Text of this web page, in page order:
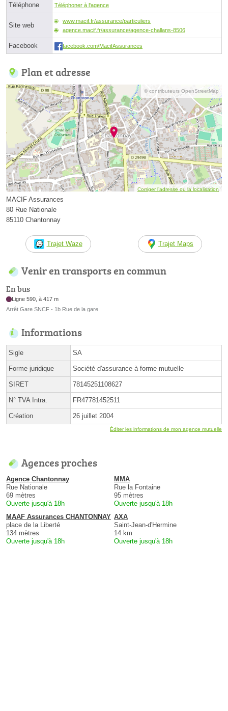
Téléphone Téléphoner à l'agence
Site web
www.macif.fr/assurance/particuliers
agence.macif.fr/assurance/agence-challans-8506
Facebook facebook.com/MacifAssurances
Plan et adresse
© contributeurs OpenStreetMap
Corriger l’adresse ou la localisation
MACIF Assurances
80 Rue Nationale
85110 Chantonnay
Trajet Waze Trajet Maps
Venir en transports en commun
En bus
Ligne 590, à 417 m
Arrêt Gare SNCF - 1b Rue de la gare
Informations
Sigle SA
Forme juridique Société d'assurance à forme mutuelle
SIRET 78145251108627
N° TVA Intra. FR47781452511
Création 26 juillet 2004
Éditer les informations de mon agence mutuelle
Agences proches
Agence Chantonnay
Rue Nationale
69 mètres
Ouverte jusqu'à 18h
MMA
Rue la Fontaine
95 mètres
Ouverte jusqu'à 18h
MAAF Assurances CHANTONNAY
place de la Liberté
134 mètres
Ouverte jusqu'à 18h
AXA
Saint-Jean-d'Hermine
14 km
Ouverte jusqu'à 18h